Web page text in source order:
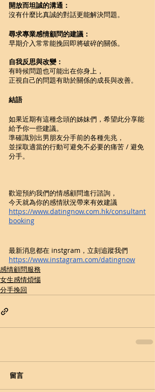
開放而坦誠的溝通：
沒有什麼比真誠的對話更能解決問題。
尋求專業感情顧問的建議：
早期介入常常能挽回即將破碎的關係。
自我反思與改變：
有時候問題也可能出在你身上，
正視自己的問題有助於關係的成長與改善。
結語
如果近期有這種念頭的姊妹們，希望此分享能
給予你一些建議。
準確識別出男朋友分手前的各種先兆，
並採取適當的行動可避免不必要的痛苦 / 避免
分手。
歡迎預約我們的情感顧問進行諮詢，
今天就為你的感情狀況帶來有效建議
https://www.datingnow.com.hk/consultant
booking
最新消息都在 instgram，立刻追蹤我們
https://www.instagram.com/datingnow
感情顧問服務
女生感情煩惱
分手挽回
留言